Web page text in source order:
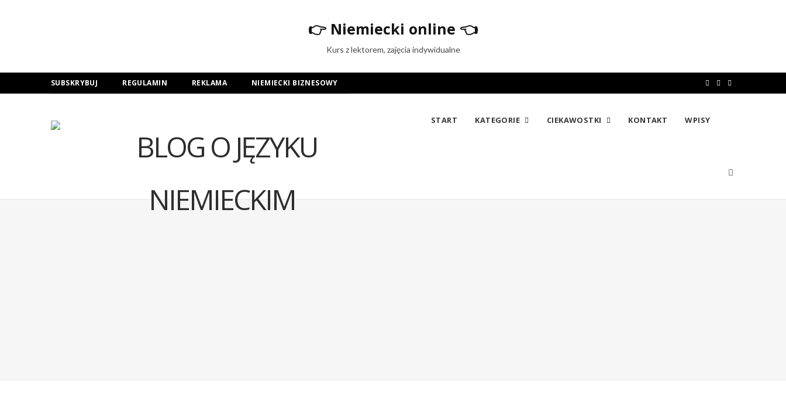
👉 Niemiecki online 👈
Kurs z lektorem, zajęcia indywidualne
SUBSKRYBUJ REGULAMIN REKLAMA NIEMIECKI BIZNESOWY
START KATEGORIE CIEKAWOSTKI KONTAKT WPISY